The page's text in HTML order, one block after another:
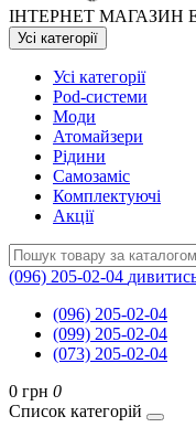
ІНТЕРНЕТ МАГАЗИН
Усі категорії
Усі категорії
Pod-системи
Моди
Атомайзери
Рідини
Самозаміс
Комплектуючі
Акції
(096) 205-02-04
(096) 205-02-04
(099) 205-02-04
(073) 205-02-04
0 грн 0
Список категорій